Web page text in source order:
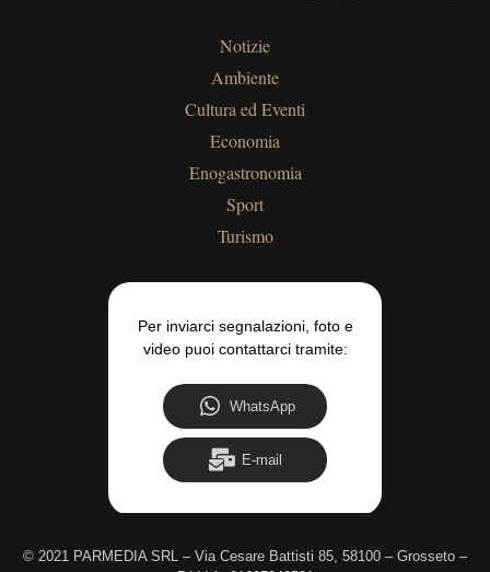
Notizie
Ambiente
Cultura ed Eventi
Economia
Enogastronomia
Sport
Turismo
Per inviarci segnalazioni, foto e
video puoi contattarci tramite:
WhatsApp
E-mail
© 2021 PARMEDIA SRL – Via Cesare Battisti 85, 58100 – Grosseto –